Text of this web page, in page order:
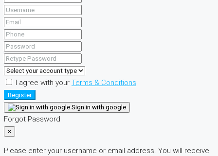
I agree with your Terms & Conditions
Register
Sign in with google
Forgot Password
×
Please enter your username or email address. You will receive